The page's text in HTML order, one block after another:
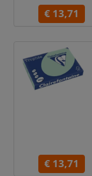
€ 13,71
€ 13,71